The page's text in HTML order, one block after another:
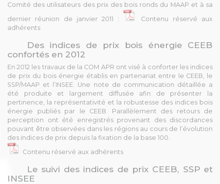
Comité des utilisateurs des prix des bois ronds du MAAP et à sa
dernier réunion de janvier 2011 :
Contenu réservé aux
adhérents
Des indices de prix bois énergie CEEB
confortés en 2012
En 2012 les travaux de la COM APR ont visé à conforter les indices
de prix du bois énergie établis en partenariat entre le CEEB, le
SSP/MAAP et l’INSEE. Une note de communication détaillée a
été produite et largement diffusée afin de présenter la
pertinence, la représentativité et la robustesse des indices bois
énergie publiés par le CEEB. Parallèlement des retours de
perception ont été enregistrés provenant des discordances
pouvant être observées dans les régions au cours de l’évolution
des indices de prix depuis la fixation de la base 100.
Contenu réservé aux adhérents
Le suivi des indices de prix CEEB, SSP et
INSEE